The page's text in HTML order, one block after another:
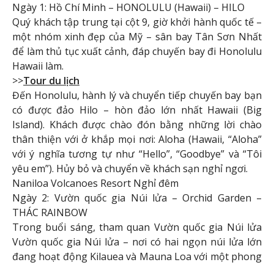
Ngày 1: Hồ Chí Minh – HONOLULU (Hawaii) – HILO
Quý khách tập trung tại cột 9, giờ khởi hành quốc tế –
một nhóm xinh đẹp của Mỹ – sân bay Tân Sơn Nhất
để làm thủ tục xuất cảnh, đáp chuyến bay đi Honolulu
Hawaii làm.
>>Tour du lịch
Đến Honolulu, hành lý và chuyển tiếp chuyến bay bạn
có được đảo Hilo – hòn đảo lớn nhất Hawaii (Big
Island). Khách được chào đón bằng những lời chào
thân thiện với ở khắp mọi nơi: Aloha (Hawaii, “Aloha”
với ý nghĩa tương tự như “Hello”, “Goodbye” và “Tôi
yêu em”). Hủy bỏ và chuyển về khách sạn nghỉ ngơi.
Naniloa Volcanoes Resort Nghỉ đêm
Ngày 2: Vườn quốc gia Núi lửa – Orchid Garden –
THÁC RAINBOW
Trong buổi sáng, tham quan Vườn quốc gia Núi lửa
Vườn quốc gia Núi lửa – nơi có hai ngọn núi lửa lớn
đang hoạt động Kilauea và Mauna Loa với một phong